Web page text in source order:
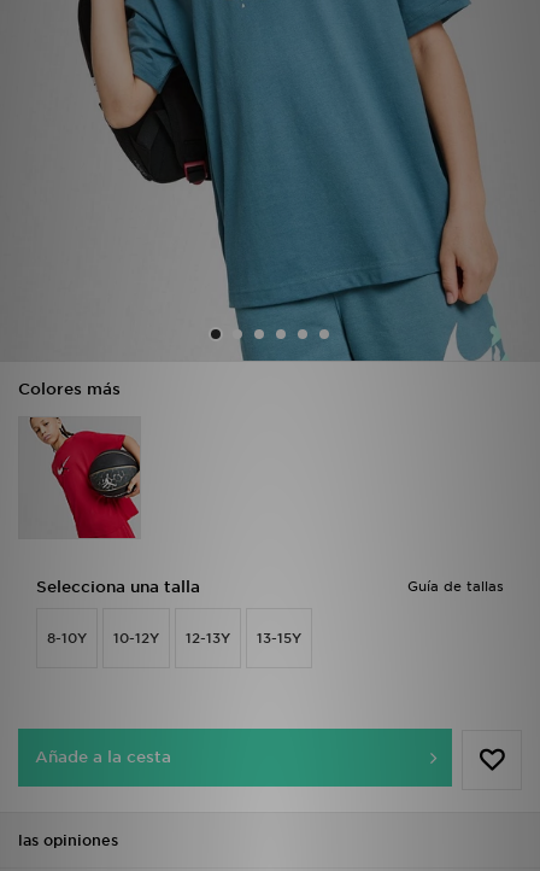
Colores más
Guía de tallas
Selecciona una talla
8-10Y 10-12Y 12-13Y 13-15Y
Añade a la cesta
las opiniones